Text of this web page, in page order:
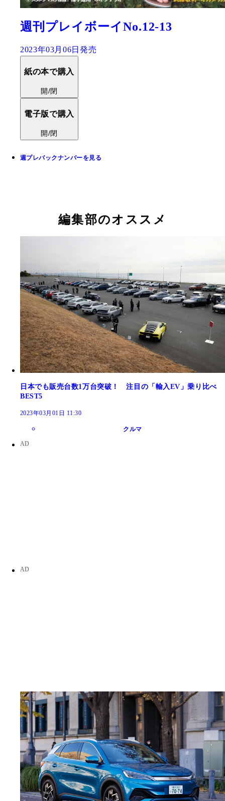
週刊プレイボーイNo.12-13
2023年03月06日発売
紙の本で購入
開/閉
電子版で購入
開/閉
週プレバックナンバーを見る
編集部のオススメ
日本でも販売台数1万台突破！ 注目の「輸入EV」乗り比べ
BEST5
2023年03月01日 11:30
クルマ